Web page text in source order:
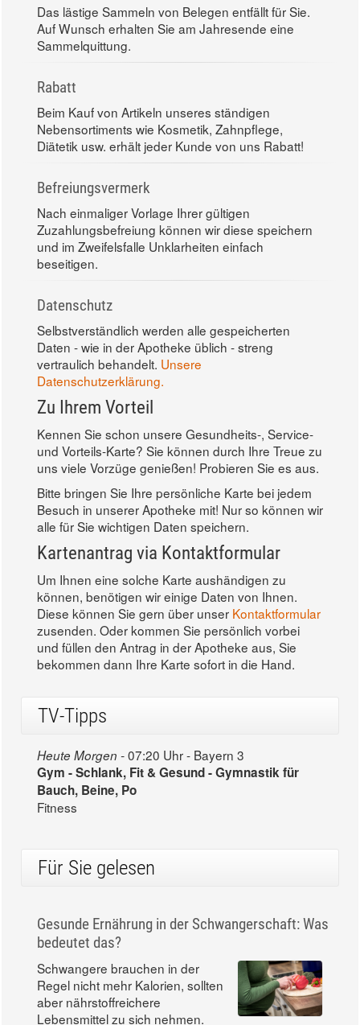
Das lästige Sammeln von Belegen entfällt für Sie.
Auf Wunsch erhalten Sie am Jahresende eine
Sammelquittung.
Rabatt
Beim Kauf von Artikeln unseres ständigen
Nebensortiments wie Kosmetik, Zahnpflege,
Diätetik usw. erhält jeder Kunde von uns Rabatt!
Befreiungsvermerk
Nach einmaliger Vorlage Ihrer gültigen
Zuzahlungsbefreiung können wir diese speichern
und im Zweifelsfalle Unklarheiten einfach
beseitigen.
Datenschutz
Selbstverständlich werden alle gespeicherten
Daten - wie in der Apotheke üblich - streng
vertraulich behandelt. Unsere
Datenschutzerklärung.
Zu Ihrem Vorteil
Kennen Sie schon unsere Gesundheits-, Service-
und Vorteils-Karte? Sie können durch Ihre Treue zu
uns viele Vorzüge genießen! Probieren Sie es aus.
Bitte bringen Sie Ihre persönliche Karte bei jedem
Besuch in unserer Apotheke mit! Nur so können wir
alle für Sie wichtigen Daten speichern.
Kartenantrag via Kontaktformular
Um Ihnen eine solche Karte aushändigen zu
können, benötigen wir einige Daten von Ihnen.
Diese können Sie gern über unser Kontaktformular
zusenden. Oder kommen Sie persönlich vorbei
und füllen den Antrag in der Apotheke aus, Sie
bekommen dann Ihre Karte sofort in die Hand.
TV-Tipps
Heute Morgen -07:20 Uhr - Bayern 3
Gym - Schlank, Fit & Gesund - Gymnastik für
Bauch, Beine, Po
Fitness
Für Sie gelesen
Gesunde Ernährung in der Schwangerschaft: Was
bedeutet das?
Schwangere brauchen in der
Regel nicht mehr Kalorien, sollten
aber nährstoffreichere
Lebensmittel zu sich nehmen.